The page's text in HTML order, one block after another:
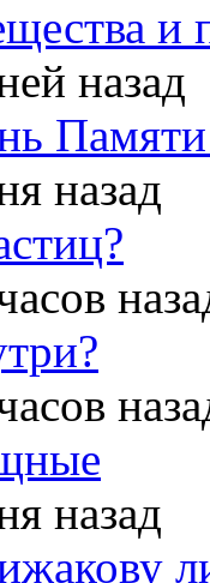
и
назад
назад
назад